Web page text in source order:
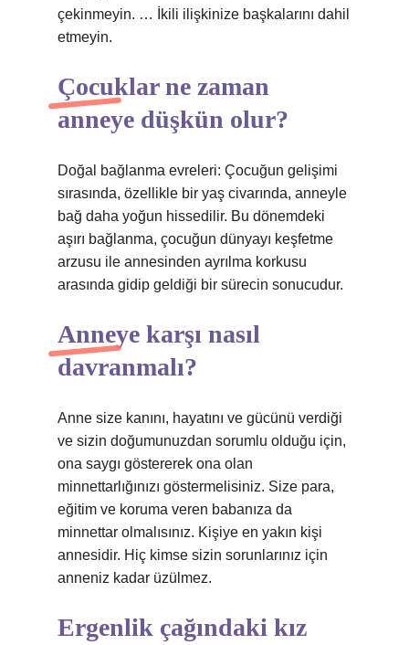
çekinmeyin. … İkili ilişkinize başkalarını dahil
etmeyin.
Çocuklar ne zaman
anneye düşkün olur?
Doğal bağlanma evreleri: Çocuğun gelişimi
sırasında, özellikle bir yaş civarında, anneyle
bağ daha yoğun hissedilir. Bu dönemdeki
aşırı bağlanma, çocuğun dünyayı keşfetme
arzusu ile annesinden ayrılma korkusu
arasında gidip geldiği bir sürecin sonucudur.
Anneye karşı nasıl
davranmalı?
Anne size kanını, hayatını ve gücünü verdiği
ve sizin doğumunuzdan sorumlu olduğu için,
ona saygı göstererek ona olan
minnettarlığınızı göstermelisiniz. Size para,
eğitim ve koruma veren babanıza da
minnettar olmalısınız. Kişiye en yakın kişi
annesidir. Hiç kimse sizin sorunlarınız için
anneniz kadar üzülmez.
Ergenlik çağındaki kız